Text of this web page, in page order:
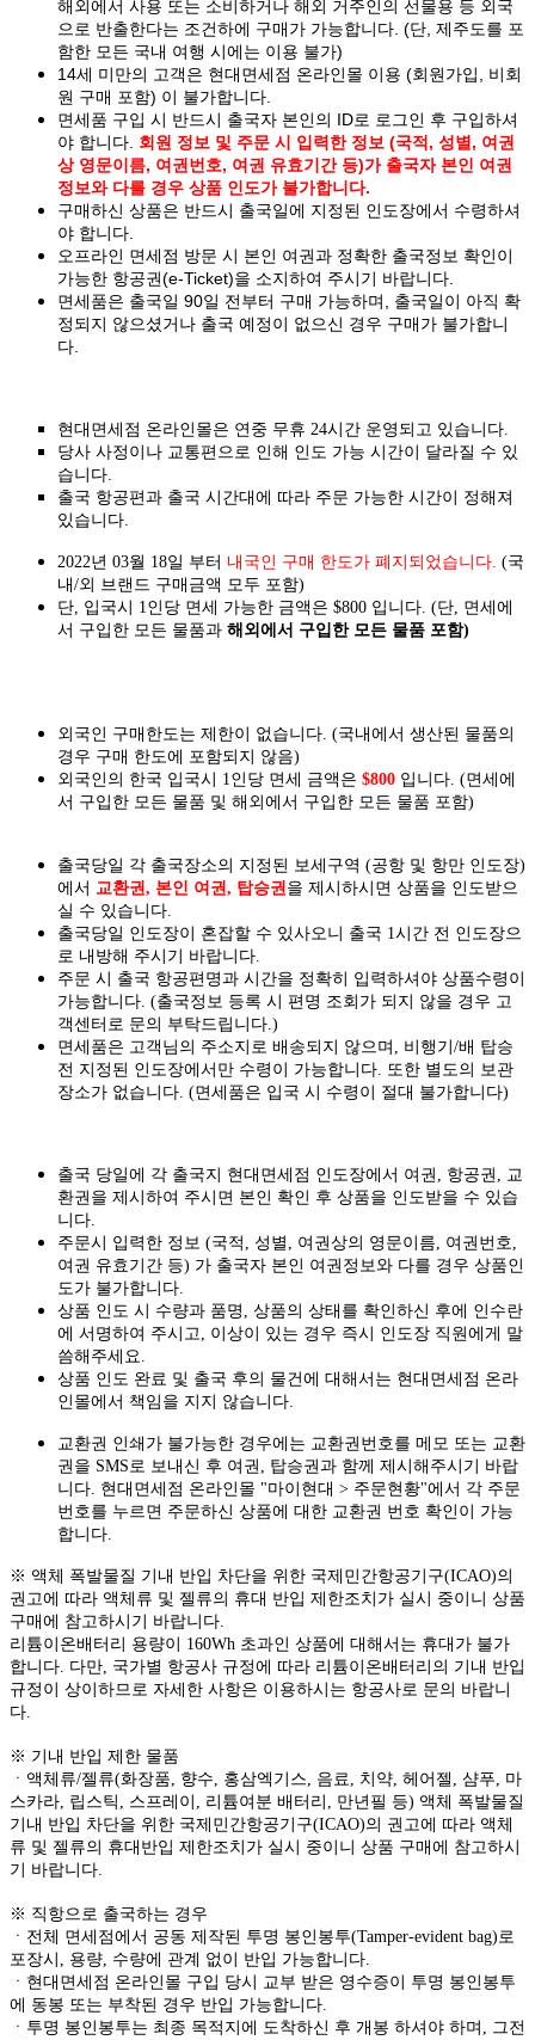
해외에서 사용 또는 소비하거나 해외 거주인의 선물용 등 외국
으로 반출한다는 조건하에 구매가 가능합니다. (단, 제주도를 포
함한 모든 국내 여행 시에는 이용 불가)
14세 미만의 고객은 현대면세점 온라인몰 이용 (회원가입, 비회
원 구매 포함) 이 불가합니다.
면세품 구입 시 반드시 출국자 본인의 ID로 로그인 후 구입하셔
야 합니다. 회원 정보 및 주문 시 입력한 정보 (국적, 성별, 여권
상 영문이름, 여권번호, 여권 유효기간 등)가 출국자 본인 여권
정보와 다를 경우 상품 인도가 불가합니다.
구매하신 상품은 반드시 출국일에 지정된 인도장에서 수령하셔
야 합니다.
오프라인 면세점 방문 시 본인 여권과 정확한 출국정보 확인이
가능한 항공권(e-Ticket)을 소지하여 주시기 바랍니다.
면세품은 출국일 90일 전부터 구매 가능하며, 출국일이 아직 확
정되지 않으셨거나 출국 예정이 없으신 경우 구매가 불가합니
다.
현대면세점 온라인몰은 연중 무휴 24시간 운영되고 있습니다.
당사 사정이나 교통편으로 인해 인도 가능 시간이 달라질 수 있
습니다.
출국 항공편과 출국 시간대에 따라 주문 가능한 시간이 정해져
있습니다.
2022년 03월 18일 부터 내국인 구매 한도가 폐지되었습니다. (국
내/외 브랜드 구매금액 모두 포함)
단, 입국시 1인당 면세 가능한 금액은 $800 입니다. (단, 면세에
서 구입한 모든 물품과 해외에서 구입한 모든 물품 포함)
외국인 구매한도는 제한이 없습니다. (국내에서 생산된 물품의
경우 구매 한도에 포함되지 않음)
외국인의 한국 입국시 1인당 면세 금액은 $800 입니다. (면세에
서 구입한 모든 물품 및 해외에서 구입한 모든 물품 포함)
출국당일 각 출국장소의 지정된 보세구역 (공항 및 항만 인도장)
에서 교환권, 본인 여권, 탑승권을 제시하시면 상품을 인도받으
실 수 있습니다.
출국당일 인도장이 혼잡할 수 있사오니 출국 1시간 전 인도장으
로 내방해 주시기 바랍니다.
주문 시 출국 항공편명과 시간을 정확히 입력하셔야 상품수령이
가능합니다. (출국정보 등록 시 편명 조회가 되지 않을 경우 고
객센터로 문의 부탁드립니다.)
면세품은 고객님의 주소지로 배송되지 않으며, 비행기/배 탑승
전 지정된 인도장에서만 수령이 가능합니다. 또한 별도의 보관
장소가 없습니다. (면세품은 입국 시 수령이 절대 불가합니다)
출국 당일에 각 출국지 현대면세점 인도장에서 여권, 항공권, 교
환권을 제시하여 주시면 본인 확인 후 상품을 인도받을 수 있습
니다.
주문시 입력한 정보 (국적, 성별, 여권상의 영문이름, 여권번호,
여권 유효기간 등) 가 출국자 본인 여권정보와 다를 경우 상품인
도가 불가합니다.
상품 인도 시 수량과 품명, 상품의 상태를 확인하신 후에 인수란
에 서명하여 주시고, 이상이 있는 경우 즉시 인도장 직원에게 말
씀해주세요.
상품 인도 완료 및 출국 후의 물건에 대해서는 현대면세점 온라
인몰에서 책임을 지지 않습니다.
교환권 인쇄가 불가능한 경우에는 교환권번호를 메모 또는 교환
권을 SMS로 보내신 후 여권, 탑승권과 함께 제시해주시기 바랍
니다. 현대면세점 온라인몰 "마이현대 > 주문현황"에서 각 주문
번호를 누르면 주문하신 상품에 대한 교환권 번호 확인이 가능
합니다.
※ 액체 폭발물질 기내 반입 차단을 위한 국제민간항공기구(ICAO)의
권고에 따라 액체류 및 젤류의 휴대 반입 제한조치가 실시 중이니 상품
구매에 참고하시기 바랍니다.
리튬이온배터리 용량이 160Wh 초과인 상품에 대해서는 휴대가 불가
합니다. 다만, 국가별 항공사 규정에 따라 리튬이온배터리의 기내 반입
규정이 상이하므로 자세한 사항은 이용하시는 항공사로 문의 바랍니
다.
※ 기내 반입 제한 물품
ㆍ액체류/젤류(화장품, 향수, 홍삼엑기스, 음료, 치약, 헤어젤, 샴푸, 마
스카라, 립스틱, 스프레이, 리튬여분 배터리, 만년필 등) 액체 폭발물질
기내 반입 차단을 위한 국제민간항공기구(ICAO)의 권고에 따라 액체
류 및 젤류의 휴대반입 제한조치가 실시 중이니 상품 구매에 참고하시
기 바랍니다.
※ 직항으로 출국하는 경우
ㆍ전체 면세점에서 공동 제작된 투명 봉인봉투(Tamper-evident bag)로
포장시, 용량, 수량에 관계 없이 반입 가능합니다.
ㆍ현대면세점 온라인몰 구입 당시 교부 받은 영수증이 투명 봉인봉투
에 동봉 또는 부착된 경우 반입 가능합니다.
ㆍ투명 봉인봉투는 최종 목적지에 도착하신 후 개봉 하셔야 하며, 그전